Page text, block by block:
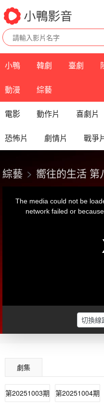
小鴨 韓劇 臺劇
動漫 綜藝
電影 動作片 喜劇片
恐怖片 劇情片 戰爭
綜藝 嚮往的生活 第
劇集
第20251003期 第20251004期